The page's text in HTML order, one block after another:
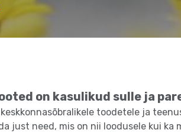
on kasulikud sulle ja
toodetele ja
just need, mis on nii loodusele kui ka